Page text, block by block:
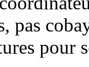
pas
pour